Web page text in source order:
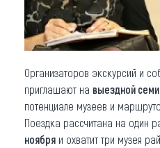
Организаторов экскурсий и
приглашают на выездной
потенциале музеев и
Поездка рассчитана на один
ноября и охватит три музея